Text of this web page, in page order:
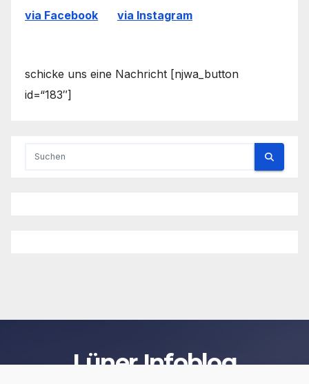
via Facebook via Instagram
schicke uns eine Nachricht [njwa_button
id=“183″]
Lüner Infoblog